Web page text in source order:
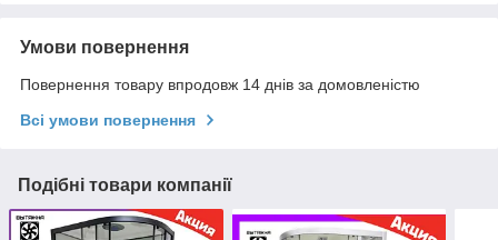
Умови повернення
Повернення товару впродовж 14 днів за домовленістю
Всі умови повернення
Подібні товари компанії